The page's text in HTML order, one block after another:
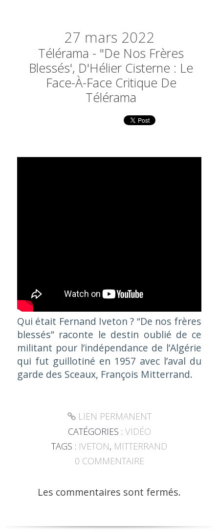
27 mars 2022
Télérama - "De Nos Frères
Blessés', D'Hélier Cisterne : Le
Face-À-Face Critique De
Télérama
Qui était Fernand Iveton ? “De nos frères
blessés” raconte le destin oublié de ce
militant pour l’indépendance de l’Algérie
qui fut guillotiné en 1957 avec l’aval du
garde des Sceaux, François Mitterrand.
LIEN PERMANENT
CATÉGORIES : VIDÉO
TAGS : IVETON, MITTERRAND
0 COMMENTAIRE
Les commentaires sont fermés.